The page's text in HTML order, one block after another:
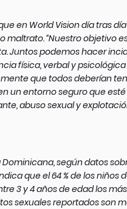
en World Vision día tras
maltrato. “Nuestro objetivo
Juntos podemos hacer
física, verbal y
que todos deberían
un entorno seguro que
abuso sexual y
según datos
que el 64 % de los
3 y 4 años de edad los
sexuales reportados son